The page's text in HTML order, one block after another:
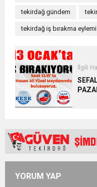
tekirdağ gündem
tekirdağ iş bırakma eylemi
İlgili
YORUM YAP